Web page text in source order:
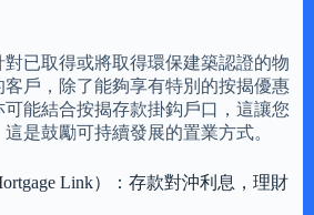
已取得或將取得環保建築認證的物
戶，除了能夠享有特別的按揭優惠
能結合按揭存款掛鈎戶口，這讓您
是鼓勵可持續發展的置業方式。
Link）：存款對沖利息，理財